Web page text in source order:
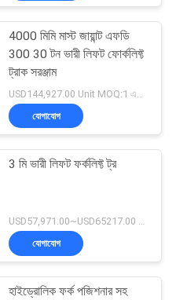
4000 মিমি মাস্ট জায়ান্ট এফডি
300 30 টন ভারী লিফট ফোর্কলিফ্ট
ট্রাক সরঞ্জাম
যোগাযোগ
3 মি ভারী লিফট ফর্কলিফ্ট ট্র
USD57,971.00~USD65217.00 unit MOQ:1 একক
যোগাযোগ
হাইড্রোলিক ফর্ক পজিশনার সহ